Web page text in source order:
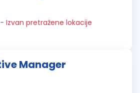
- Izvan pretražene lokacije
Manager